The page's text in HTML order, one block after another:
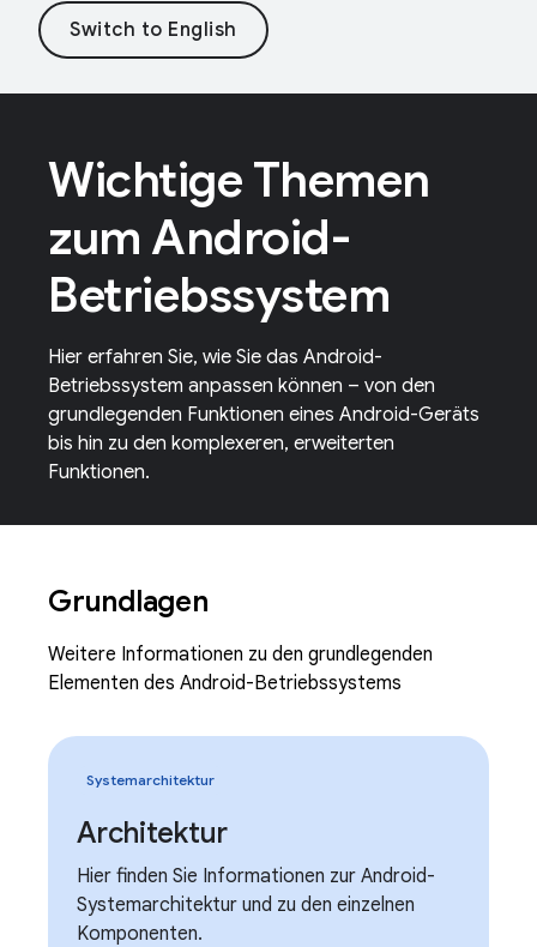
Wichtige Themen
zum Android-
Betriebssystem
Hier erfahren Sie, wie Sie das Android-
Betriebssystem anpassen können – von den
grundlegenden Funktionen eines Android-Geräts
bis hin zu den komplexeren, erweiterten
Funktionen.
Grundlagen
Weitere Informationen zu den grundlegenden
Elementen des Android-Betriebssystems
Systemarchitektur
Architektur
Hier finden Sie Informationen zur Android-
Systemarchitektur und zu den einzelnen
Komponenten.